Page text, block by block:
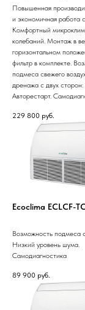
Повышенная
и экономичная работа
Комфортный
колебаний. Монтаж в
горизонтальном
фильтр в комплекте.
подмеса свежего
дренажа с двух сторон:
Авторестарт.
229 800 руб.
Ecoclima ECLCF-
Возможность подмеса
Низкий уровень шума.
Самодиагностика
89 900 руб.